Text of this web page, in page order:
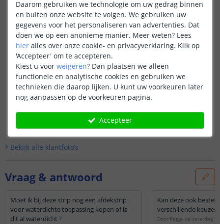
Bekijk alle klantfoto’s
Vraag & antwoord
Moet ik bij deze strip nog een afdekstrip
voor waterdichte toepassing kopen of is
dit al waterdicht ?
Kan deze ook
verschillende keuzes
Door Peggy op zaterdag
Daarom gebruiken we technologie om uw gedrag binnen
en buiten onze website te volgen. We gebruiken uw
gegevens voor het personaliseren van advertenties. Dat
doen we op een anonieme manier. Meer weten? Lees
hier alles over onze cookie- en privacyverklaring. Klik op
'Accepteer' om te accepteren.
Kiest u voor weigeren? Dan plaatsen we alleen
functionele en analytische cookies en gebruiken we
technieken die daarop lijken. U kunt uw voorkeuren later
nog aanpassen op de voorkeuren pagina.
Accepteer